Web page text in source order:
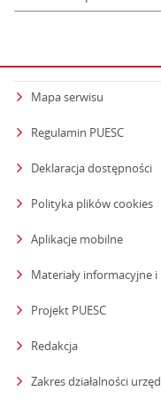
Mapa serwisu
Regulamin PUESC
Deklaracja dostępności
Polityka plików cookies
Aplikacje mobilne
Materiały informacyjne
Projekt PUESC
Redakcja
Zakres działalności